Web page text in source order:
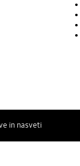
in nasveti